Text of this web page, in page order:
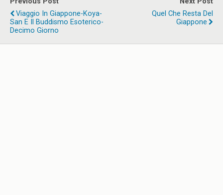
Viaggio In Giappone-Koya-
San E Il Buddismo Esoterico-
Decimo Giorno
Quel Che Resta Del
Giappone